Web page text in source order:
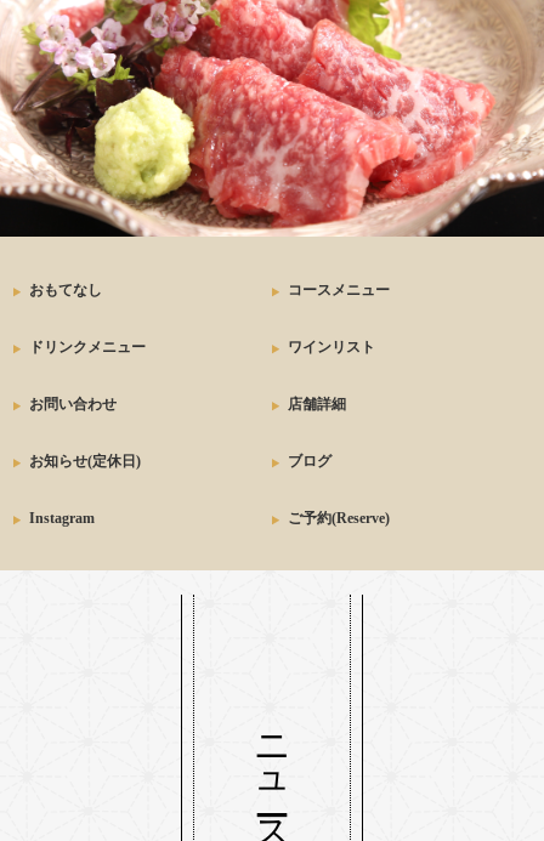
おもてなし コースメニュー
ドリンクメニュー ワインリスト
お問い合わせ 店舗詳細
お知らせ(定休日) ブログ
Instagram ご予約(Reserve)
ニュース